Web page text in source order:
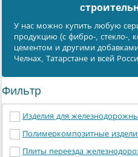
У нас можно купить любую
продукцию (с фибро-, стекло-,
цементом и другими
Челнах, Татарстане и всей
Фильтр
Изделия для
Полимеркомпозитные
Плиты переезда